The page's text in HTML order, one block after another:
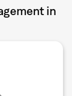
in